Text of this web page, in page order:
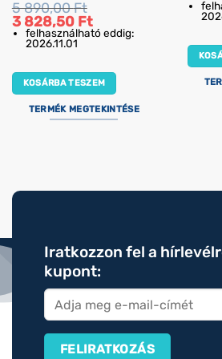
5 890,00Ft
Original
price
was:
3 828,50 FtCurrent
price
is:
felhasználható eddig:
2026.11.01
KOSÁRBA TESZEM
TERMÉK MEGTEKINTÉSE
Iratkozzon fel a
kupont: